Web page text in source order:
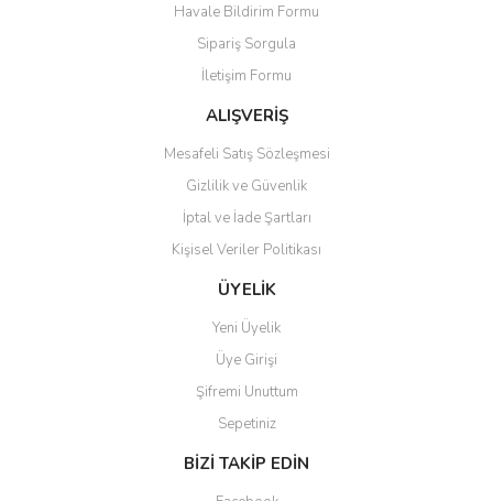
Havale Bildirim Formu
Sipariş Sorgula
İletişim Formu
ALIŞVERİŞ
Mesafeli Satış Sözleşmesi
Gizlilik ve Güvenlik
İptal ve İade Şartları
Kişisel Veriler Politikası
ÜYELİK
Yeni Üyelik
Üye Girişi
Şifremi Unuttum
Sepetiniz
BİZİ TAKİP EDİN